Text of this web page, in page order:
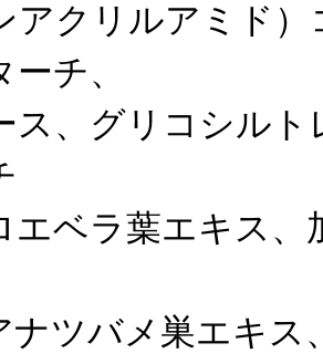
アクリルアミド
チ、
ス、グリコシル
エベラ葉エキス
ナツバメ巣エキ